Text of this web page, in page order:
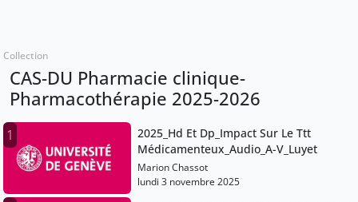
Collection
CAS-DU Pharmacie clinique-
Pharmacothérapie 2025-2026
1
2025_Hd Et Dp_Impact Sur Le Ttt
Médicamenteux_Audio_A-V_Luyet
Marion Chassot
lundi 3 novembre 2025